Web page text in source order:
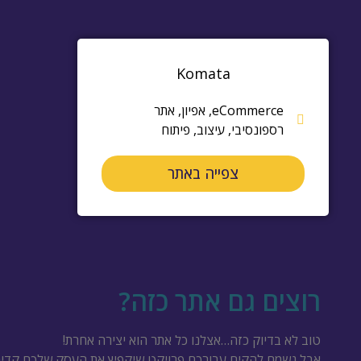
Komata
eCommerce
, אפיון, אתר
רספונסיבי, עיצוב, פיתוח
צפייה באתר
רוצים גם אתר כזה?
טוב לא בדיוק כזה…אצלנו כל אתר הוא יצירה אחרת!